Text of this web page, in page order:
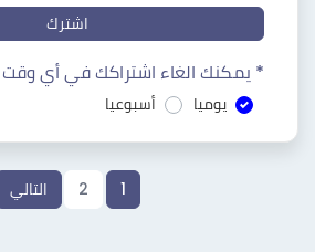
اشترك
* يمكنك الغاء اشتراكك في أي وقت
يوميا أسبوعيا
1
2 التالي